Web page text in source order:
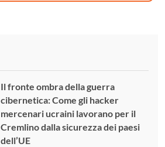
Il fronte ombra della guerra
cibernetica: Come gli hacker
mercenari ucraini lavorano per il
Cremlino dalla sicurezza dei paesi
dell’UE